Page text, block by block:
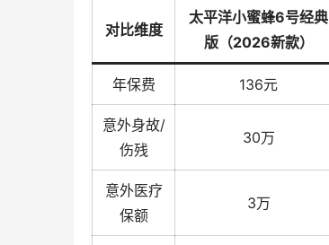
对比维度
太平洋小蜜蜂6号经典
版（2026新款）
年保费 136元
意外身故/
伤残
30万
意外医疗
保额
3万